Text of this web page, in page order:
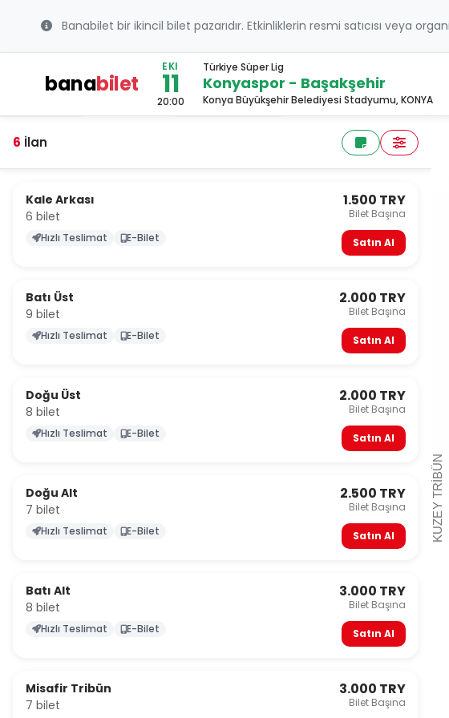
Banabilet bir ikincil bilet pazarıdır. Etkinliklerin resmi satıcısı veya
banabilet
EKI
11
20:00
Türkiye Süper Lig
Konyaspor - Başakşehir
Konya Büyükşehir Belediyesi Stadyumu, KONYA
6 İlan
Kale Arkası
6 bilet
1.500 TRY
Bilet Başına
Hızlı Teslimat
E-Bilet Satın Al
Batı Üst
9 bilet
2.000 TRY
Bilet Başına
Hızlı Teslimat
E-Bilet Satın Al
Doğu Üst
8 bilet
2.000 TRY
Bilet Başına
Hızlı Teslimat
E-Bilet Satın Al
Doğu Alt
7 bilet
2.500 TRY
Bilet Başına
Hızlı Teslimat
E-Bilet Satın Al
Batı Alt
8 bilet
3.000 TRY
Bilet Başına
Hızlı Teslimat
E-Bilet Satın Al
Misafir Tribün
7 bilet
3.000 TRY
Bilet Başına
KUZE
Y
TRİBÜN